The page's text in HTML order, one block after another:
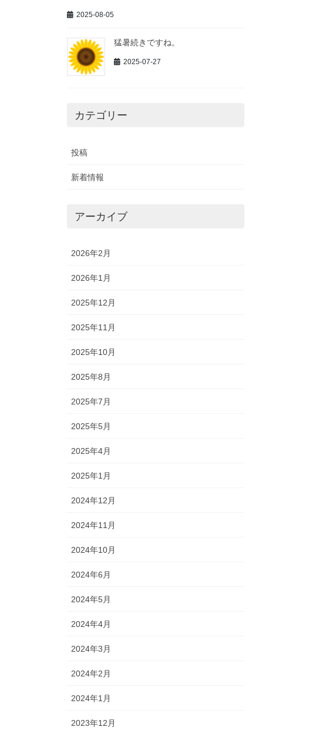
2025-08-05
猛暑続きですね。
2025-07-27
カテゴリー
投稿
新着情報
アーカイブ
2026年2月
2026年1月
2025年12月
2025年11月
2025年10月
2025年8月
2025年7月
2025年5月
2025年4月
2025年1月
2024年12月
2024年11月
2024年10月
2024年6月
2024年5月
2024年4月
2024年3月
2024年2月
2024年1月
2023年12月